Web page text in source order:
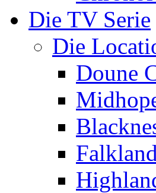
Die TV Serie
Die
Doune
Falkland